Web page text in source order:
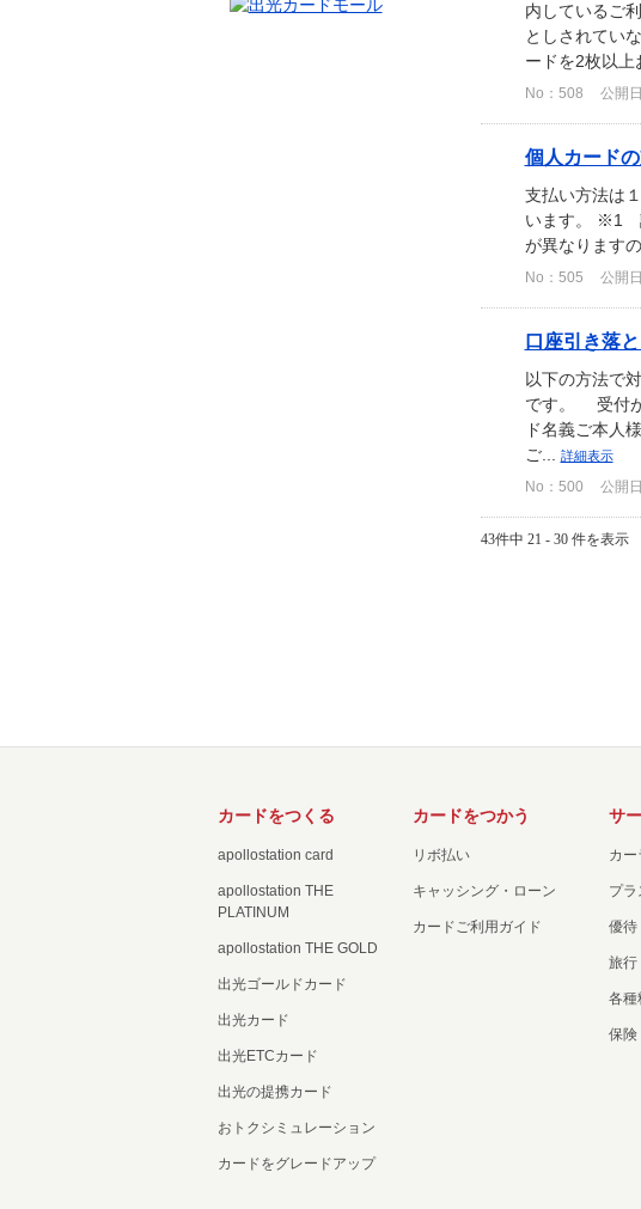
内しているご
としされてい
ードを2枚以上
No：508 公開
個人カード
支払い方法は
います。 ※1
が異なります
No：505 公開
口座引き落
以下の方法で
です。 受付が
ド名義ご本人
ご...
詳細表示
No：500 公開
43件中 21 - 30 件を表示
カードをつくる
apollostation card
apollostation THE
PLATINUM
apollostation THE GOLD
出光ゴールドカード
出光カード
出光ETCカード
出光の提携カード
おトクシミュレーション
カードをグレードアップ
カードをつかう
リボ払い
キャッシング・ローン
カードご利用ガイド
サ
カー
プラ
優待
旅行
各種
保険